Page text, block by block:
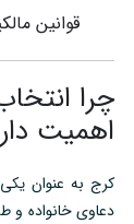
قوانین
چرا
اهمیت
کرج به عنوان
دعاوی خانواده و